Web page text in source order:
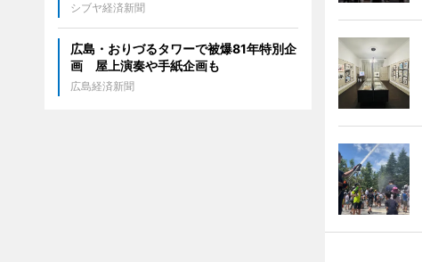
シブヤ経済新聞
広島・おりづるタワーで被爆81年特別企
画 屋上演奏や手紙企画も
広島経済新聞